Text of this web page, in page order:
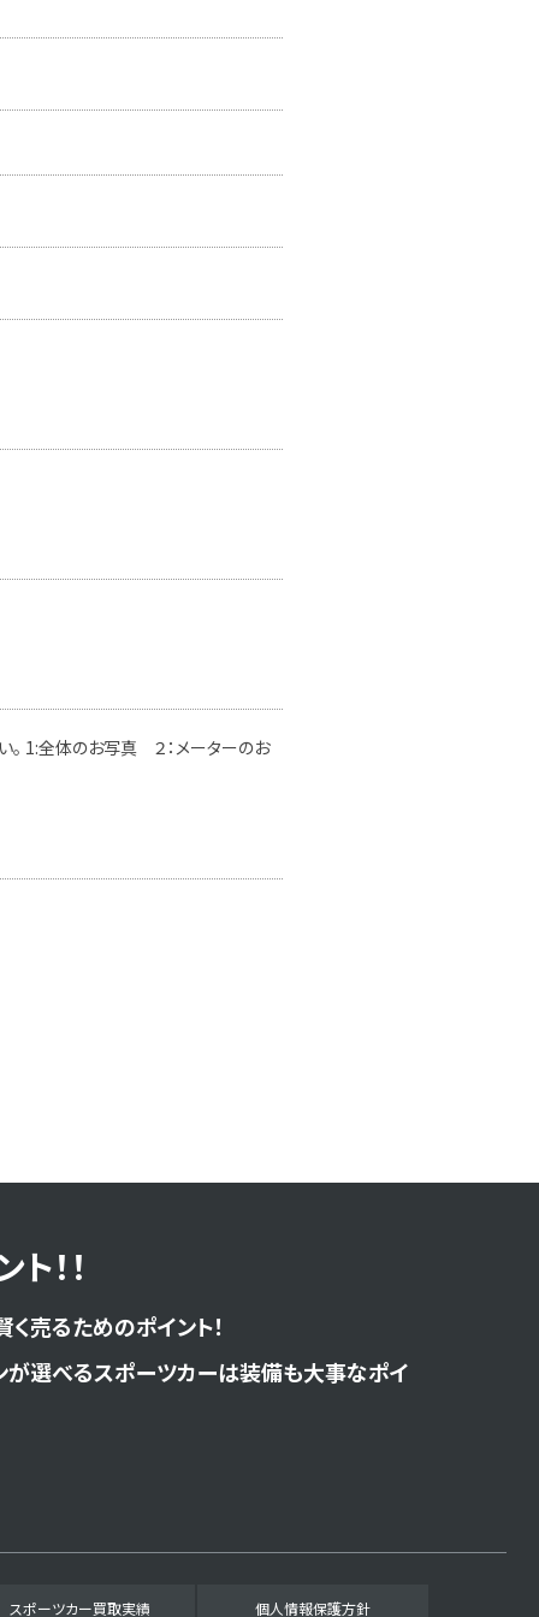
1:全体のお写真 ２：メーターのお
！！
売るためのポイント！
が選べるスポーツカーは装備も大事なポイ
スポーツカー買取実績 個人情報保護方針